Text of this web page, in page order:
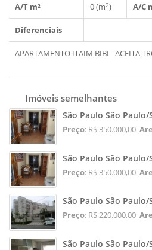
A/T m² 0 (m2) A/C
Diferenciais
APARTAMENTO ITAIM BIBI - ACEITA
Imóveis semelhantes
São Paulo São Paulo/
Preço: R$ 350.000,00
São Paulo São Paulo/
Preço: R$ 350.000,00
São Paulo São Paulo/
Preço: R$ 220.000,00
São Paulo São Paulo/